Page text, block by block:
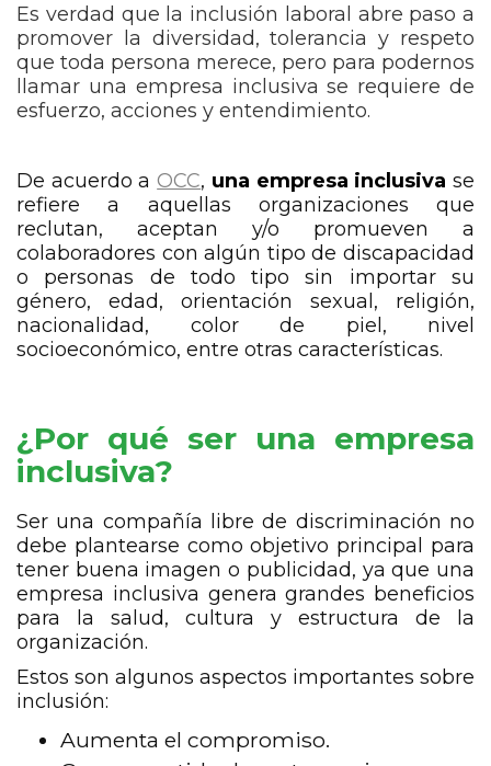
Es verdad que la inclusión laboral abre paso a
promover la diversidad, tolerancia y respeto
que toda persona merece, pero para podernos
llamar una empresa inclusiva se requiere de
esfuerzo, acciones y entendimiento.
De acuerdo aOCC, una empresa inclusiva se
refiere a aquellas organizaciones que
reclutan, aceptan y/o promueven a
colaboradores con algún tipo de discapacidad
o personas de todo tipo sin importar su
género, edad, orientación sexual, religión,
nacionalidad, color de piel, nivel
socioeconómico, entre otras características.
¿Por qué ser una empresa
inclusiva?
Ser una compañía libre de discriminación no
debe plantearse como objetivo principal para
tener buena imagen o publicidad, ya que una
empresa inclusiva genera grandes beneficios
para la salud, cultura y estructura de la
organización.
Estos son algunos aspectos importantes sobre
inclusión:
Aumenta el compromiso.